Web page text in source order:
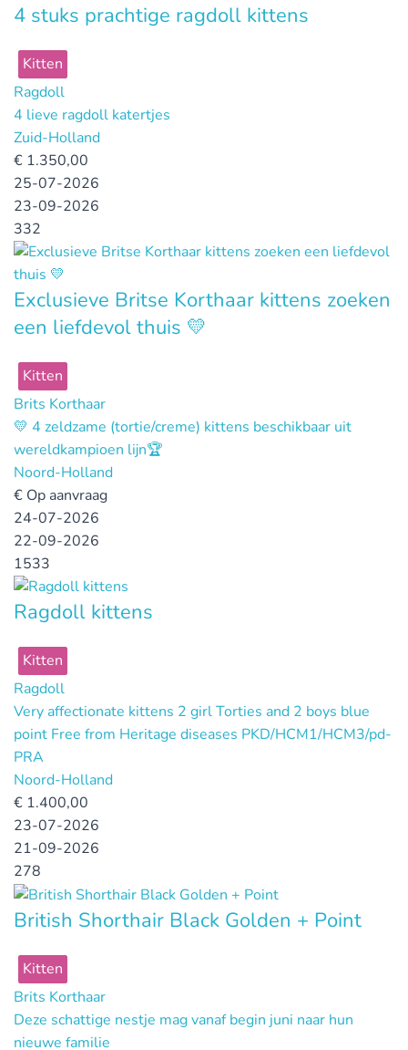
4 stuks prachtige ragdoll kittens
Kitten
Ragdoll
4 lieve ragdoll katertjes
Zuid-Holland
€ 1.350,00
25-07-2026
23-09-2026
332
Exclusieve Britse Korthaar kittens zoeken
een liefdevol thuis 💛
Kitten
Brits Korthaar
💛 4 zeldzame (tortie/creme) kittens beschikbaar uit
wereldkampioen lijn🏆
Noord-Holland
€ Op aanvraag
24-07-2026
22-09-2026
1533
Ragdoll kittens
Kitten
Ragdoll
Very affectionate kittens 2 girl Torties and 2 boys blue
point Free from Heritage diseases PKD/HCM1/HCM3/pd-
PRA
Noord-Holland
€ 1.400,00
23-07-2026
21-09-2026
278
British Shorthair Black Golden + Point
Kitten
Brits Korthaar
Deze schattige nestje mag vanaf begin juni naar hun
nieuwe familie